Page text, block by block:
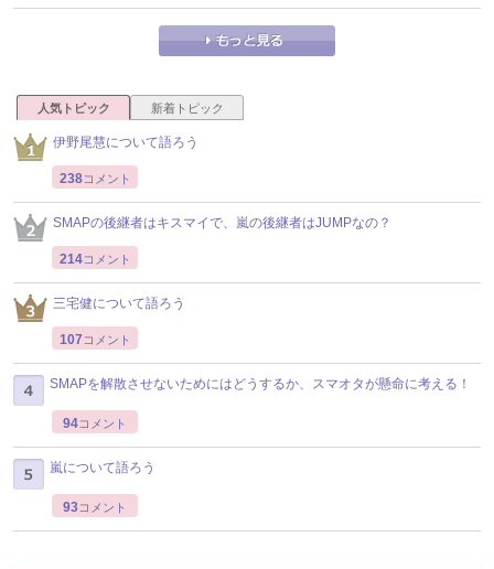
人気トピック 新着トピック
伊野尾慧について語ろう
238コメント
SMAPの後継者はキスマイで、嵐の後継者はJUMPなの？
214コメント
三宅健について語ろう
107 コメント
SMAPを解散させないためにはどうするか、スマオタが懸命に考える！
94コメント
嵐について語ろう
93コメント